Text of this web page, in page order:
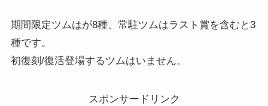
期間限定ツムはが8種、常駐ツムはラスト賞を含むと3
種です。
初復刻/復活登場するツムはいません。
スポンサードリンク